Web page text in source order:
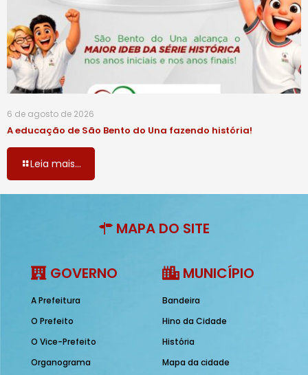
6 de agosto de 2026
A educação de São Bento do Una fazendo história!
Leia mais...
MAPA DO SITE
GOVERNO
A Prefeitura
O Prefeito
O Vice-Prefeito
Organograma
MUNICÍPIO
Bandeira
Hino da Cidade
História
Mapa da cidade